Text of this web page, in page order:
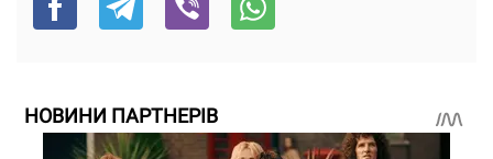
НОВИНИ ПАРТНЕРІВ